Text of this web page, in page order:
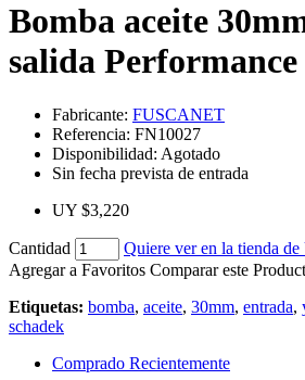
Bomba aceite
salida Performance
Fabricante: FUSCANET
Referencia: FN10027
Disponibilidad: Agotado
Sin fecha prevista de entrada
UY $3,220
Cantidad
Quiere ver en la tienda
Agregar a Favoritos Comparar este
Etiquetas: bomba, aceite, 30mm, entrada,
schadek
Comprado Recientemente